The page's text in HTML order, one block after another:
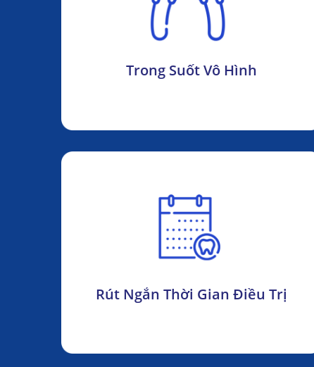
Trong Suốt Vô Hình
Rút Ngắn Thời Gian Điều Trị